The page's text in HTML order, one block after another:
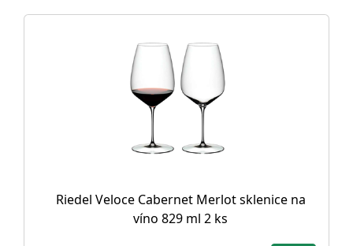
Riedel Veloce Cabernet Merlot sklenice na
víno 829 ml 2 ks